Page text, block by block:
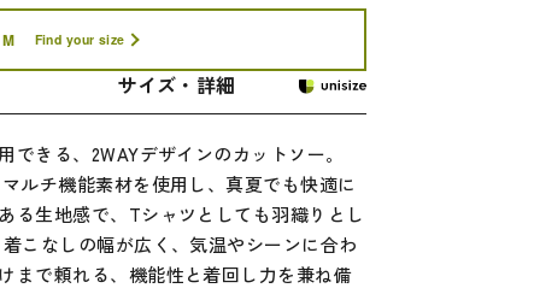
M Find your size
サイズ・詳細
きる、2WAYデザインのカットソー。
ルチ機能素材を使用し、真夏でも快適に
る生地感で、Tシャツとしても羽織りとし
こなしの幅が広く、気温やシーンに合わ
まで頼れる、機能性と着回し力を兼ね備